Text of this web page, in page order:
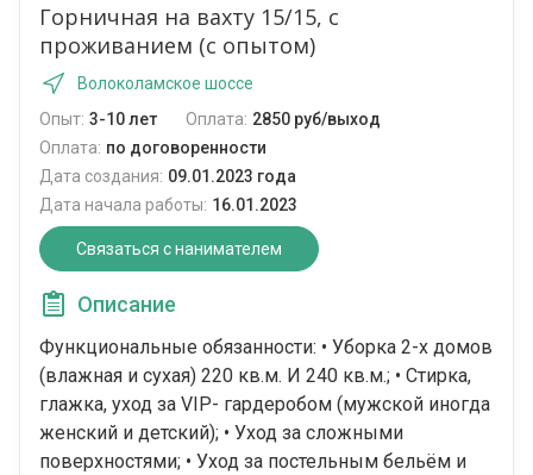
Горничная на вахту 15/15, с
проживанием (с опытом)
Волоколамское шоссе
Опыт: 3-10 лет Оплата: 2850 руб/выход
Оплата: по договоренности
Дата создания: 09.01.2023 года
Дата начала работы: 16.01.2023
Связаться с нанимателем
Описание
Функциональные обязанности: • Уборка 2-х домов
(влажная и сухая) 220 кв.м. И 240 кв.м.; • Стирка,
глажка, уход за VIP- гардеробом (мужской иногда
женский и детский); • Уход за сложными
поверхностями; • Уход за постельным бельём и